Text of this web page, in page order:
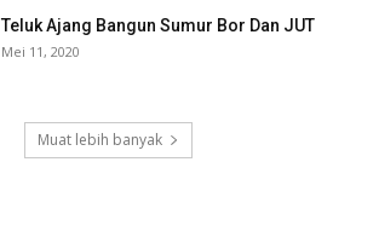
Teluk Ajang Bangun Sumur Bor Dan JUT
Mei 11, 2020
Muat lebih banyak